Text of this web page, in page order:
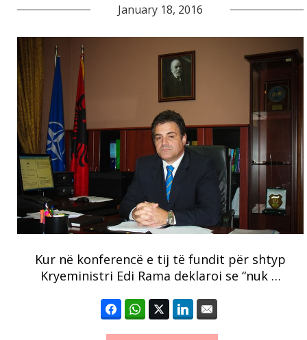
January 18, 2016
Kur në konferencë e tij të fundit për shtyp
Kryeministri Edi Rama deklaroi se “nuk …